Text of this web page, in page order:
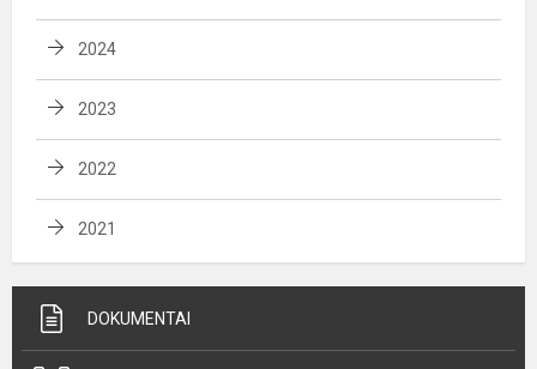
2024
2023
2022
2021
DOKUMENTAI